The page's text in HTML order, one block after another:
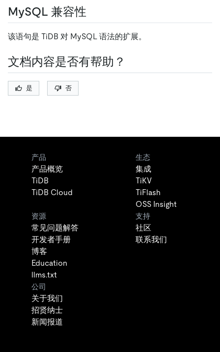
MySQL 兼容性
该语句是 TiDB 对 MySQL 语法的扩展。
文档内容是否有帮助？
是 否
产品
产品概览
TiDB
TiDB Cloud
生态
集成
TiKV
TiFlash
OSS Insight
资源
常见问题解答
开发者手册
博客
Education
llms.txt
支持
社区
联系我们
公司
关于我们
招贤纳士
新闻报道